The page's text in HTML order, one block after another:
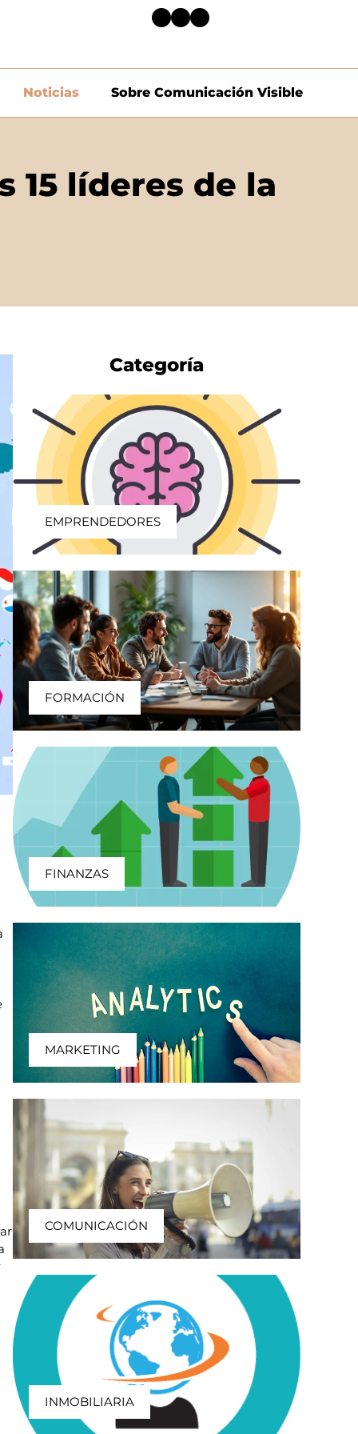
Noticias Sobre Comunicación Visible
15 líderes de la
Categoría
EMPRENDEDORES
FORMACIÓN
FINANZAS
MARKETING
COMUNICACIÓN
INMOBILIARIA